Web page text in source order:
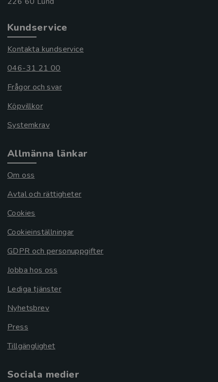
Kundservice
Kontakta kundservice
046-31 21 00
Frågor och svar
Köpvillkor
Systemkrav
Allmänna länkar
Om oss
Avtal och rättigheter
Cookies
Cookieinställningar
GDPR och personuppgifter
Jobba hos oss
Lediga tjänster
Nyhetsbrev
Press
Tillgänglighet
Sociala medier